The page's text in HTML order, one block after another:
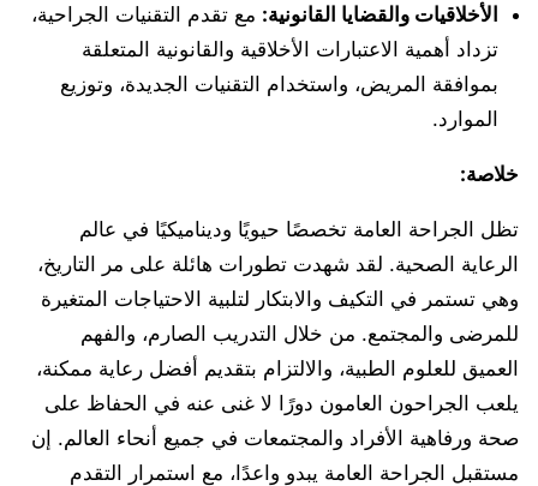
الأخلاقيات والقضايا القانونية: مع تقدم التقنيات الجراحية،
تزداد أهمية الاعتبارات الأخلاقية والقانونية المتعلقة
بموافقة المريض، واستخدام التقنيات الجديدة، وتوزيع
الموارد.
خلاصة:
تظل الجراحة العامة تخصصًا حيويًا وديناميكيًا في عالم
الرعاية الصحية. لقد شهدت تطورات هائلة على مر التاريخ،
وهي تستمر في التكيف والابتكار لتلبية الاحتياجات المتغيرة
للمرضى والمجتمع. من خلال التدريب الصارم، والفهم
العميق للعلوم الطبية، والالتزام بتقديم أفضل رعاية ممكنة،
يلعب الجراحون العامون دورًا لا غنى عنه في الحفاظ على
صحة ورفاهية الأفراد والمجتمعات في جميع أنحاء العالم. إن
مستقبل الجراحة العامة يبدو واعدًا، مع استمرار التقدم